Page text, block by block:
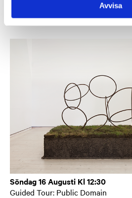
Avvisa
Söndag 16 Augusti Kl 12:30
Guided Tour: Public Domain